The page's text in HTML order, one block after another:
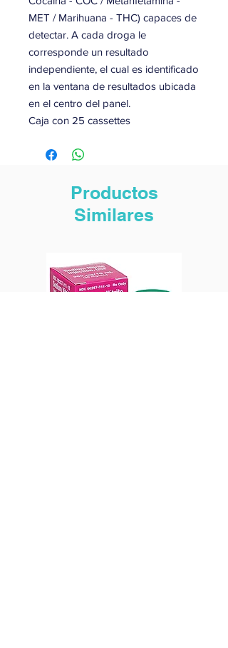
MET / Marihuana - THC) capaces de
detectar. A cada droga le
corresponde un resultado
independiente, el cual es identificado
en la ventana de resultados ubicada
en el centro del panel.
Caja con 25 cassettes
Productos
Similares